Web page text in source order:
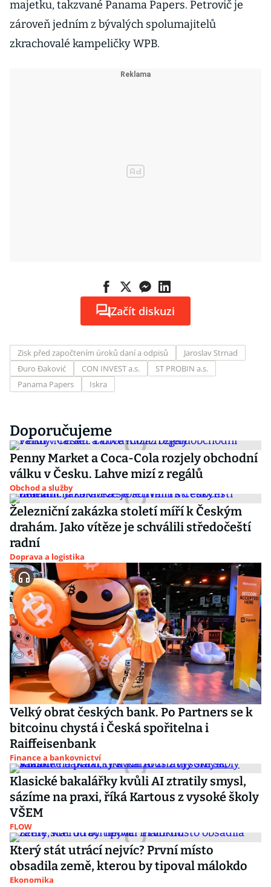
majetku, takzvané Panama Papers. Petrovič je
zároveň jedním z bývalých spolumajitelů
zkrachovalé kampeličky WPB.
Začít diskuzi
Zisk před započtením úroků daní a odpisů
Jaroslav Strnad
Đuro Đaković
CON INVEST a.s.
ST PROBIN a.s.
Panama Papers
Iskra
Doporučujeme
Penny Market a Coca-Cola rozjely obchodní
válku v Česku. Lahve mizí z regálů
Obchod a služby
Železniční zakázka století míří k Českým
drahám. Jako vítěze je schválili středočeští
radní
Doprava a logistika
Velký obrat českých bank. Po Partners se k
bitcoinu chystá i Česká spořitelna i
Raiffeisenbank
Finance a bankovnictví
Klasické bakalářky kvůli AI ztratily smysl,
sázíme na praxi, říká Kartous z vysoké školy
VŠEM
FLOW
Který stát utrácí nejvíc? První místo
obsadila země, kterou by tipoval málokdo
Ekonomika